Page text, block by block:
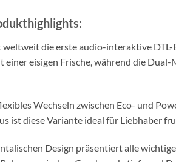
weltweit die erste audio-interaktive
eisigen Frische, während die
Wechseln zwischen Eco- und
ist diese Variante ideal für Liebhaber
Design präsentiert alle